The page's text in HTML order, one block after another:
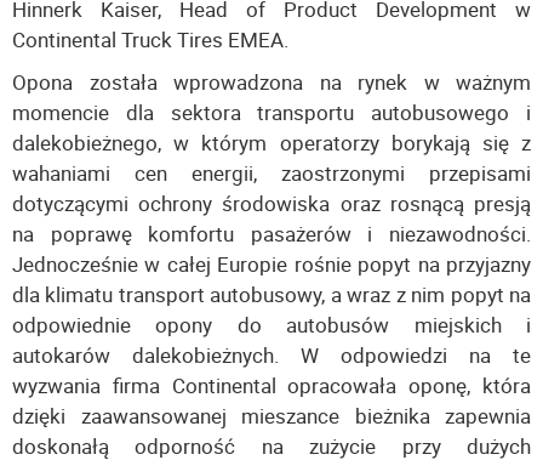
Hinnerk Kaiser, Head of Product Development w
Continental Truck Tires EMEA.
Opona została wprowadzona na rynek w ważnym
momencie dla sektora transportu autobusowego i
dalekobieżnego, w którym operatorzy borykają się z
wahaniami cen energii, zaostrzonymi przepisami
dotyczącymi ochrony środowiska oraz rosnącą presją
na poprawę komfortu pasażerów i niezawodności.
Jednocześnie w całej Europie rośnie popyt na przyjazny
dla klimatu transport autobusowy, a wraz z nim popyt na
odpowiednie opony do autobusów miejskich i
autokarów dalekobieżnych. W odpowiedzi na te
wyzwania firma Continental opracowała oponę, która
dzięki zaawansowanej mieszance bieżnika zapewnia
doskonałą odporność na zużycie przy dużych